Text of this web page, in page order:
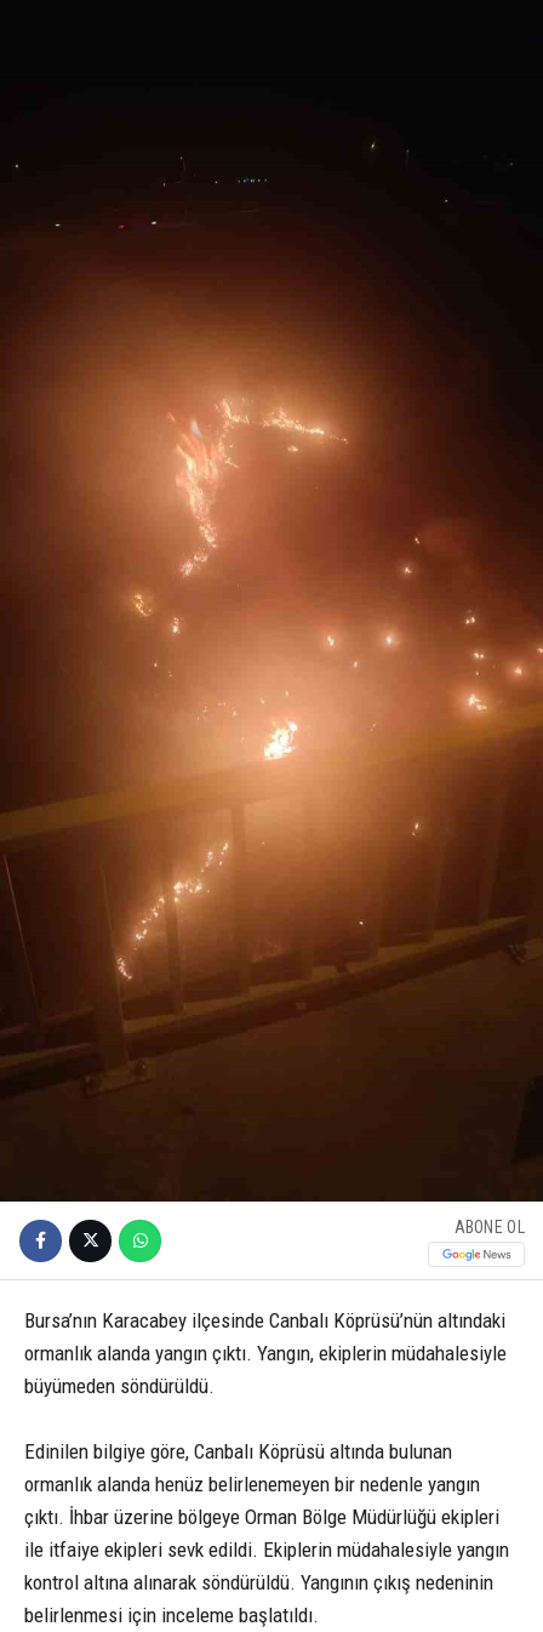
ABONE OL
Bursa’nın Karacabey ilçesinde Canbalı Köprüsü’nün altındaki
ormanlık alanda yangın çıktı. Yangın, ekiplerin müdahalesiyle
büyümeden söndürüldü.
Edinilen bilgiye göre, Canbalı Köprüsü altında bulunan
ormanlık alanda henüz belirlenemeyen bir nedenle yangın
çıktı. İhbar üzerine bölgeye Orman Bölge Müdürlüğü ekipleri
ile itfaiye ekipleri sevk edildi. Ekiplerin müdahalesiyle yangın
kontrol altına alınarak söndürüldü. Yangının çıkış nedeninin
belirlenmesi için inceleme başlatıldı.